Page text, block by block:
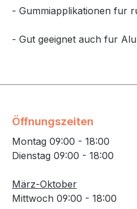
- Gummiapplikationen fur
- Gut geeignet auch fur
Öffnungszeiten
Montag 09:00 - 18:00
Dienstag 09:00 - 18:00
März-Oktober
Mittwoch 09:00 - 18:00